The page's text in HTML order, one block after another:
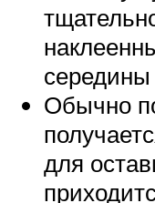
середины
Обычно
для